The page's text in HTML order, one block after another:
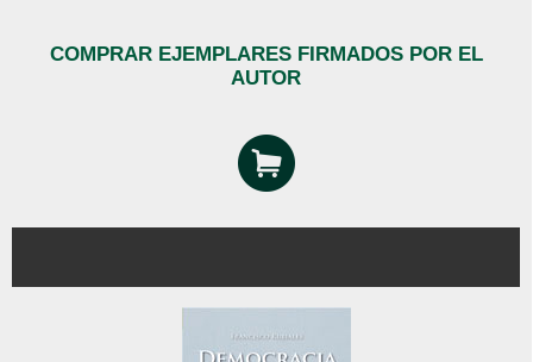
COMPRAR EJEMPLARES FIRMADOS POR EL
AUTOR